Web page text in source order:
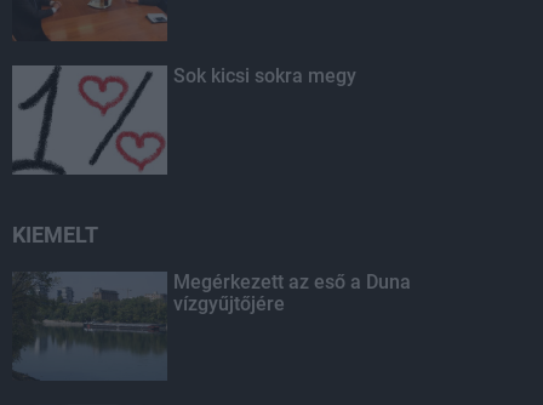
Sok kicsi sokra megy
KIEMELT
Megérkezett az eső a Duna
vízgyűjtőjére